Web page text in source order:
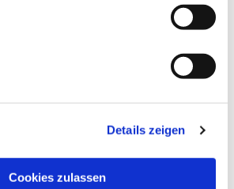
Details zeigen
Cookies zulassen